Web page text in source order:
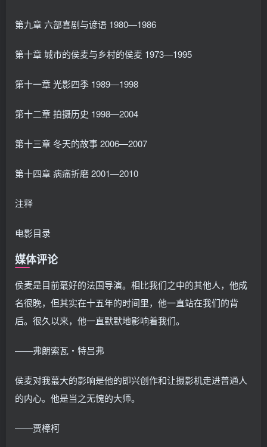
第九章 六部喜剧与谚语 1980―1986
第十章 城市的侯麦与乡村的侯麦 1973―1995
第十一章 光影四季 1989―1998
第十二章 拍摄历史 1998―2004
第十三章 冬天的故事 2006―2007
第十四章 病痛折磨 2001―2010
注释
电影目录
媒体评论
侯麦是目前蕞好的法国导演。相比我们之中的其他人，他成
名很晚，但其实在十五年的时间里，他一直站在我们的背
后。很久以来，他一直默默地影响着我们。
――弗朗索瓦・特吕弗
侯麦对我蕞大的影响是他的即兴创作和让摄影机走进普通人
的内心。他是当之无愧的大师。
――贾樟柯